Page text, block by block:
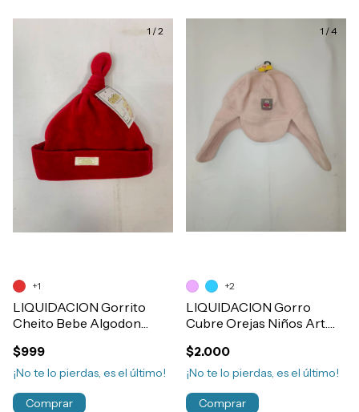
1 /2
LIQUIDACION Gorrito
Cheito Bebe Algodon
$999
¡No te lo pierdas, es el último!
+1
Comprar
1 /4
LIQUIDACION Gorro
Cubre Orejas Niños Art.
$2.000
¡No te lo pierdas, es el último!
+2
Comprar